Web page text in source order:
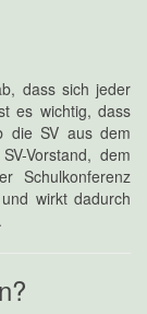
dass sich jeder
es wichtig, dass
die SV aus dem
Vorstand, dem
Schulkonferenz
wirkt dadurch